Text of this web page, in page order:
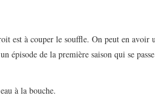
est à couper le souffle. On peut en avoir
épisode de la première saison qui se
à la bouche.